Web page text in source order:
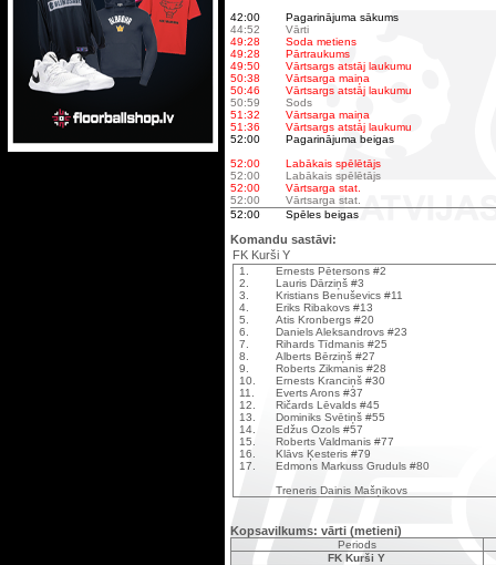
42:00
Pagarinājuma sākums
44:52
Vārti
49:28
Soda metiens
49:28
Pārtraukums
49:50
Vārtsargs atstāj laukumu
50:38
Vārtsarga maiņa
50:46
Vārtsargs atstāj laukumu
50:59
Sods
51:32
Vārtsarga maiņa
51:36
Vārtsargs atstāj laukumu
52:00
Pagarinājuma beigas
52:00
Labākais spēlētājs
52:00
Labākais spēlētājs
52:00
Vārtsarga stat.
52:00
Vārtsarga stat.
52:00
Spēles beigas
Komandu sastāvi:
FK Kurši Y
1.
Ernests Pētersons #2
2.
Lauris Dārziņš #3
3.
Kristians Benuševics #11
4.
Eriks Ribakovs #13
5.
Atis Kronbergs #20
6.
Daniels Aleksandrovs #23
7.
Rihards Tīdmanis #25
8.
Alberts Bērziņš #27
9.
Roberts Zikmanis #28
10.
Ernests Kranciņš #30
11.
Everts Arons #37
12.
Ričards Lēvalds #45
13.
Dominiks Svētiņš #55
14.
Edžus Ozols #57
15.
Roberts Valdmanis #77
16.
Klāvs Ķesteris #79
17.
Edmons Markuss Gruduls #80
Treneris Dainis Mašņikovs
Kopsavilkums: vārti (metieni)
Periods
FK Kurši Y